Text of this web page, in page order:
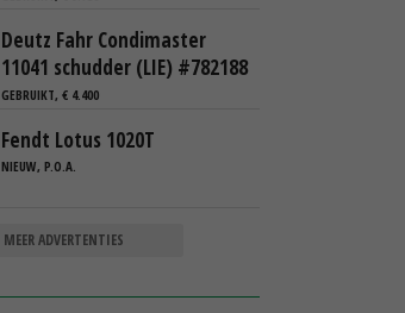
Deutz Fahr Condimaster
11041 schudder (LIE) #782188
GEBRUIKT, € 4.400
Fendt Lotus 1020T
NIEUW, P.O.A.
MEER ADVERTENTIES